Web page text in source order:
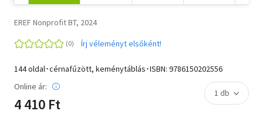
EREF Nonprofit BT, 2024
Írj véleményt elsőként!
144 oldal･cérnafűzött, keménytáblás･ISBN: 9786150202556
Online ár:
4 410 Ft